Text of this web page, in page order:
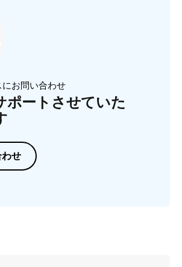
にお問い合わせ
ポートさせていた
わせ